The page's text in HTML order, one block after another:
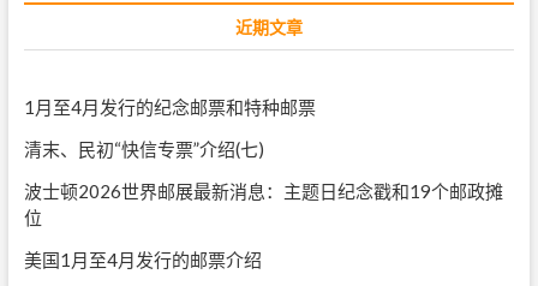
近期文章
1月至4月发行的纪念邮票和特种邮票
清末、民初“快信专票”介绍(七)
波士顿2026世界邮展最新消息：主题日纪念戳和19个邮政摊
位
美国1月至4月发行的邮票介绍